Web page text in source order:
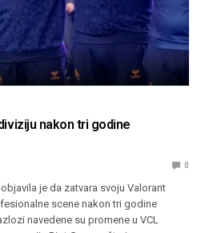
nakon tri godine
0
je da zatvara svoju Valorant
scene nakon tri godine
navedene su promene u VCL